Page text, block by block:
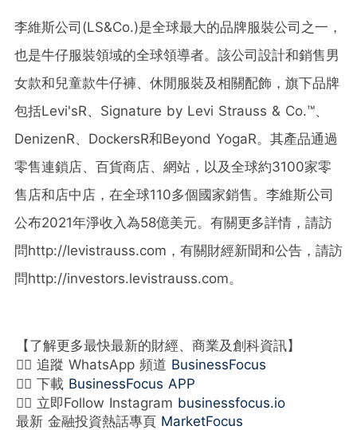
李維斯公司(LS&Co.)是全球最大的品牌服裝公司之一，
也是牛仔服裝領域的全球領導者。該公司設計和銷售男
女款和兒童款牛仔褲、休閒服裝及相關配飾，旗下品牌
包括Levi'sR、Signature by Levi Strauss & Co.™、
DenizenR、DockersR和Beyond YogaR。其產品通過
零售連鎖店、百貨商店、網站，以及全球約3100家零
售店和店中店，在全球110多個國家銷售。李維斯公司
公布2021年淨收入為58億美元。有關更多詳情，請訪
問http://levistrauss.com，有關財經新聞和公告，請訪
問http://investors.levistrauss.com。
【了解更多最快最新的財經、商業及創科資訊】
👉🏻 追蹤 WhatsApp 頻道 BusinessFocus
👉🏻 下載 BusinessFocus APP
👉🏻 立即Follow Instagram businessfocus.io
最新 金融投資熱話專頁 MarketFocus